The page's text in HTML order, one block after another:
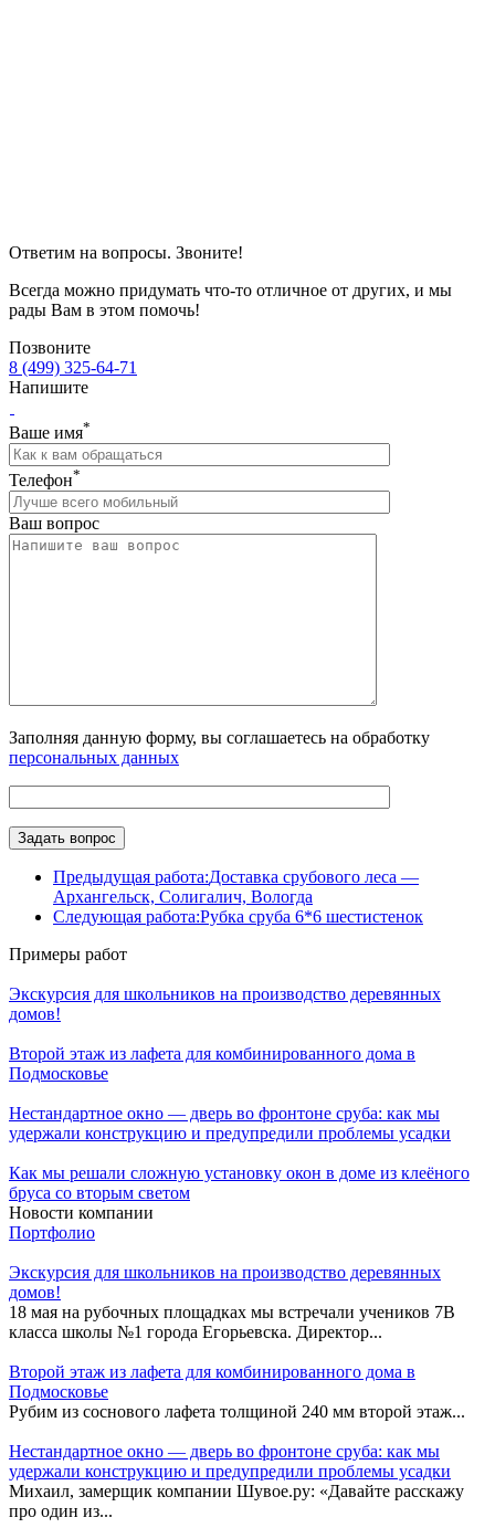
Ответим на вопросы. Звоните!
Всегда можно придумать что-то отличное от других, и мы
рады Вам в этом помочь!
Позвоните
8 (499) 325-64-71
Напишите
Ваше имя*
Телефон*
Ваш вопрос
Заполняя данную форму, вы соглашаетесь на обработку
персональных данных
Предыдущая работа:Доставка срубового леса —
Архангельск, Солигалич, Вологда
Следующая работа:Рубка сруба 6*6 шестистенок
Примеры работ
Экскурсия для школьников на производство деревянных
домов!
Второй этаж из лафета для комбинированного дома в
Подмосковье
Нестандартное окно — дверь во фронтоне сруба: как мы
удержали конструкцию и предупредили проблемы усадки
Как мы решали сложную установку окон в доме из клеёного
бруса со вторым светом
Новости компании
Портфолио
Экскурсия для школьников на производство деревянных
домов!
18 мая на рубочных площадках мы встречали учеников 7В
класса школы №1 города Егорьевска. Директор...
Второй этаж из лафета для комбинированного дома в
Подмосковье
Рубим из соснового лафета толщиной 240 мм второй этаж...
Нестандартное окно — дверь во фронтоне сруба: как мы
удержали конструкцию и предупредили проблемы усадки
Михаил, замерщик компании Шувое.ру: «Давайте расскажу
про один из...